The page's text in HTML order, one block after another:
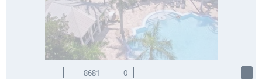
8681 0